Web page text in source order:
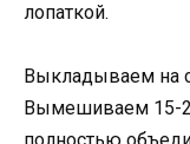
лопаткой.
Выкладываем на
Вымешиваем 15-